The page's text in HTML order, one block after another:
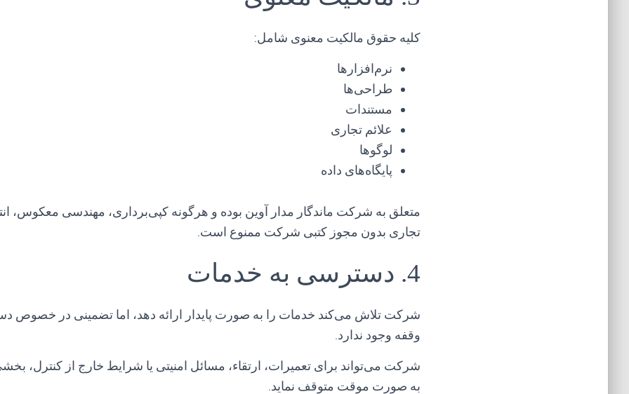
کلیه حقوق مالکیت معنوی شامل:
نرم‌افزارها
طراحی‌ها
مستندات
علائم تجاری
لوگوها
پایگاه‌های داده
متعلق به شرکت ماندگار مدار آوین بوده و هرگونه کپی‌برداری، مهندسی معکوس،
تجاری بدون مجوز کتبی شرکت ممنوع است.
4. دسترسی به خدمات
شرکت تلاش می‌کند خدمات را به صورت پایدار ارائه دهد، اما تضمینی در خصوص
وقفه وجود ندارد.
شرکت می‌تواند برای تعمیرات، ارتقاء، مسائل امنیتی یا شرایط خارج از کنترل،
به صورت موقت متوقف نماید.